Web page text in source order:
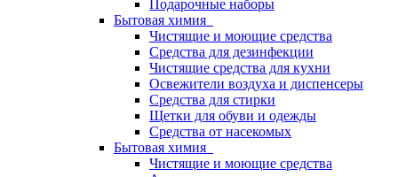
Подарочные наборы
Бытовая химия
Чистящие и моющие средства
Средства для дезинфекции
Чистящие средства для кухни
Освежители воздуха и диспенсеры
Средства для стирки
Щетки для обуви и одежды
Средства от насекомых
Бытовая химия
Чистящие и моющие средства